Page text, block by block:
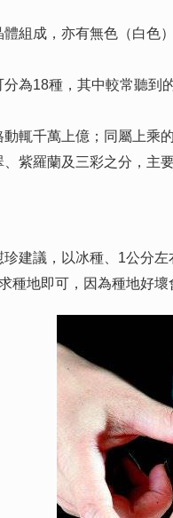
成，亦有無色（白色）
18種，其中較常聽到
千萬上億；同屬上乘
、紫羅蘭及三彩之分，
議，以冰種、1公分左
地即可，因為種地好壞